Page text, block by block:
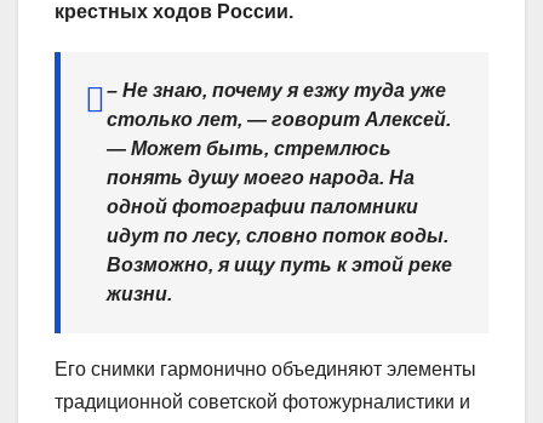
крестных ходов России.
– Не знаю, почему я езжу туда уже
столько лет, — говорит Алексей.
— Может быть, стремлюсь
понять душу моего народа. На
одной фотографии паломники
идут по лесу, словно поток воды.
Возможно, я ищу путь к этой реке
жизни.
Его снимки гармонично объединяют элементы
традиционной советской фотожурналистики и